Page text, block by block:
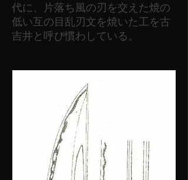
代に、片落ち風の刃を交えた焼の
低い互の目乱刃文を焼いた工を古
吉井と呼び慣わしている。